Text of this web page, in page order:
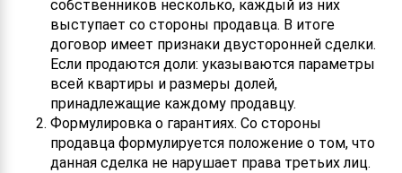
собственников несколько, каждый из них
выступает со стороны продавца. В итоге
договор имеет признаки двусторонней сделки.
Если продаются доли: указываются параметры
всей квартиры и размеры долей,
принадлежащие каждому продавцу.
Формулировка о гарантиях. Со стороны
продавца формулируется положение о том, что
данная сделка не нарушает права третьих лиц.